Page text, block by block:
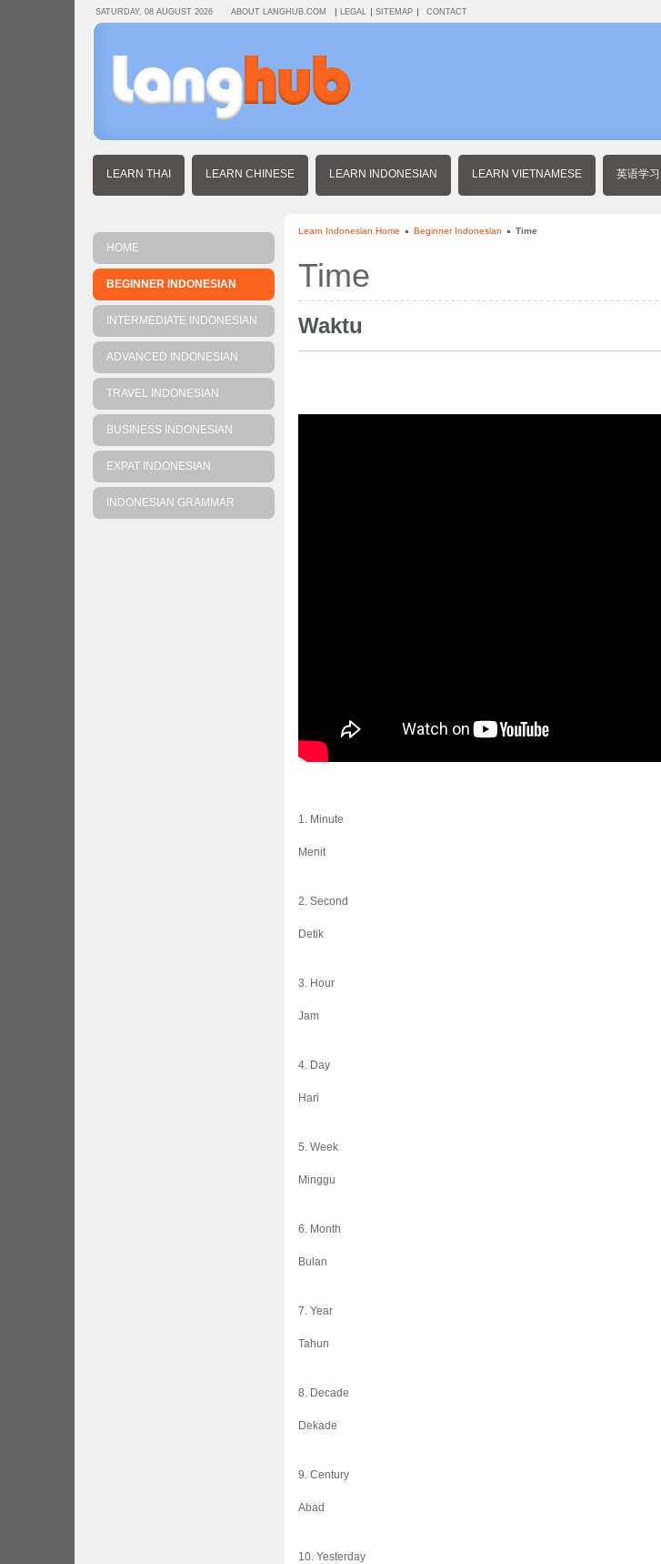
SATURDAY, 08 AUGUST 2026 ABOUT LANGHUB.COM LEGAL SITEMAP CONTACT
LEARN THAI LEARN CHINESE LEARN INDONESIAN LEARN VIETNAMESE 英语学习
Learn Indonesian Home Beginner Indonesian Time
Time
Waktu
1. Minute
Menit
2. Second
Detik
3. Hour
Jam
4. Day
Hari
5. Week
Minggu
6. Month
Bulan
7. Year
Tahun
8. Decade
Dekade
9. Century
Abad
10. Yesterday
HOME
BEGINNER INDONESIAN
INTERMEDIATE INDONESIAN
ADVANCED INDONESIAN
TRAVEL INDONESIAN
BUSINESS INDONESIAN
EXPAT INDONESIAN
INDONESIAN GRAMMAR